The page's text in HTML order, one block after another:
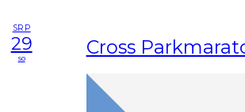
SRP
29
so Cross